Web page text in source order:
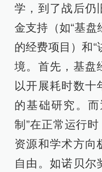
学，到了战后仍
金支持（如“基盘
的经费项目）和“
境。首先，基盘
以开展耗时数十
的基础研究。
制”在正常运行
资源和学术方向
自由。如诺贝尔